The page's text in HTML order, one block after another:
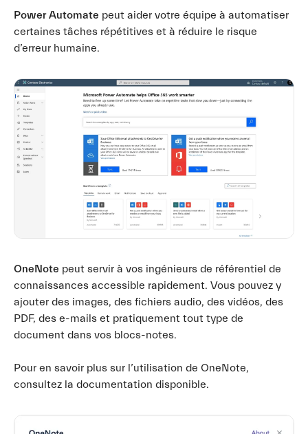
Power Automate peut aider votre équipe à automatiser
certaines tâches répétitives et à réduire le risque
d’erreur humaine.
OneNote peut servir à vos ingénieurs de référentiel de
connaissances accessible rapidement. Vous pouvez y
ajouter des images, des fichiers audio, des vidéos, des
PDF, des e-mails et pratiquement tout type de
document dans vos blocs-notes.
Pour en savoir plus sur l’utilisation de OneNote,
consultez la documentation disponible.